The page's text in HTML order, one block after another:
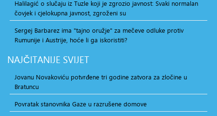
Halilagić o slučaju iz Tuzle koji je zgrozio javnost: Svaki normalan
čovjek i cjelokupna javnost, zgroženi su
Sergej Barbarez ima "tajno oružje" za mečeve odluke protiv
Rumunije i Austrije, hoće li ga iskoristiti?
NAJČITANIJE SVIJET
Jovanu Novakoviću potvrđene tri godine zatvora za zločine u
Bratuncu
Povratak stanovnika Gaze u razrušene domove